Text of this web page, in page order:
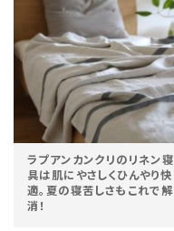
ラプアンカンクリのリネン寝
具は肌にやさしくひんやり快
適。夏の寝苦しさもこれで解
消！